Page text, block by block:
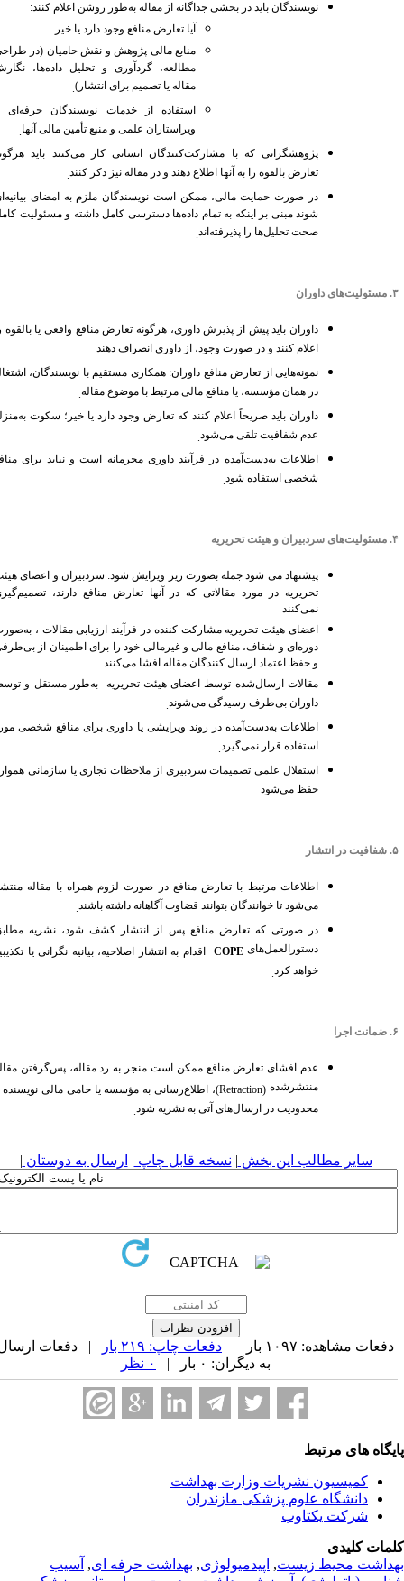
نویسندگان باید در بخشی جداگانه از مقاله به‌طور روشن اعلام کنند:
آیا تعارض منافع وجود دارد یا خیر.
منابع مالی پژوهش و نقش حامیان (در طراحی
مطالعه، گردآوری و تحلیل داده‌ها، نگارش
مقاله یا تصمیم برای انتشار).
استفاده از خدمات نویسندگان حرفه‌ای یا
ویراستاران علمی و منبع تأمین مالی آنها.
پژوهشگرانی که با مشارکت‌کنندگان انسانی کار می‌کنند باید هرگونه
تعارض بالقوه را به آنها اطلاع دهند و در مقاله نیز ذکر کنند.
در صورت حمایت مالی، ممکن است نویسندگان ملزم به امضای بیانیه‌ای
شوند مبنی بر اینکه به تمام داده‌ها دسترسی کامل داشته و مسئولیت کامل
صحت تحلیل‌ها را پذیرفته‌اند.
.مسئولیت‌های داوران
داوران باید پیش از پذیرش داوری، هرگونه تعارض منافع واقعی یا بالقوه را
اعلام کنند و در صورت وجود، از داوری انصراف دهند.
نمونه‌هایی از تعارض منافع داوران: همکاری مستقیم با نویسندگان، اشتغال
در همان مؤسسه، یا منافع مالی مرتبط با موضوع مقاله.
داوران باید صریحاً اعلام کنند که تعارض وجود دارد یا خیر؛ سکوت به‌منزله
عدم شفافیت تلقی می‌شود.
اطلاعات به‌دست‌آمده در فرآیند داوری محرمانه است و نباید برای منافع
شخصی استفاده شود.
مسئولیت‌های سردبیران و هیئت تحریریه
پیشنهاد می شود جمله بصورت زیر ویرایش شود: سردبیران و اعضای هیئت
تحریریه در مورد مقالاتی که در آنها تعارض منافع دارند، تصمیم‌گیری
نمی‌کنند
اعضای هیئت تحریریه مشارکت کننده در فرآیند ارزیابی مقالات ، به‌صورت
دوره‌ای و شفاف، منافع مالی و غیرمالی خود را برای اطمینان از بی‌طرفی
و حفظ اعتماد ارسال کنندگان مقاله افشا می‌کنند.
مقالات ارسال‌شده توسط اعضای هیئت تحریریه به‌طور مستقل و توسط
داوران بی‌طرف رسیدگی می‌شوند.
اطلاعات به‌دست‌آمده در روند ویرایشی یا داوری برای منافع شخصی مورد
استفاده قرار نمی‌گیرد.
استقلال علمی تصمیمات سردبیری از ملاحظات تجاری یا سازمانی همواره
حفظ می‌شود.
.شفافیت در انتشار
اطلاعات مرتبط با تعارض منافع در صورت لزوم همراه با مقاله منتشر
می‌شود تا خوانندگان بتوانند قضاوت آگاهانه داشته باشند.
در صورتی که تعارض منافع پس از انتشار کشف شود، نشریه مطابق
دستورالعمل‌هایCOPE اقدام به انتشار اصلاحیه، بیانیه نگرانی یا تکذیبیه
خواهد کرد.
ضمانت اجرا
عدم افشای تعارض منافع ممکن است منجر به رد مقاله، پس‌گرفتن مقاله
منتشرشده(Retraction) ، اطلاع‌رسانی به مؤسسه یا حامی مالی نویسنده و
محدودیت در ارسال‌های آتی به نشریه شود.
سایر مطالب این بخش | نسخه قابل چاپ| ارسال به دوستان|
دفعات مشاهده: ۱۰۹۷ بار | دفعات چاپ: ۲۱۹ بار
| دفعات ارسال
به دیگران: ۰ بار |
های مرتبط
کمیسیون نشریات وزارت بهداشت
دانشگاه علوم پزشکی مازندران
شرکت یکتاوب
کلیدی
محیط زیست,اپیدمیولوژی ,بهداشت حرفه ای ,آسیب